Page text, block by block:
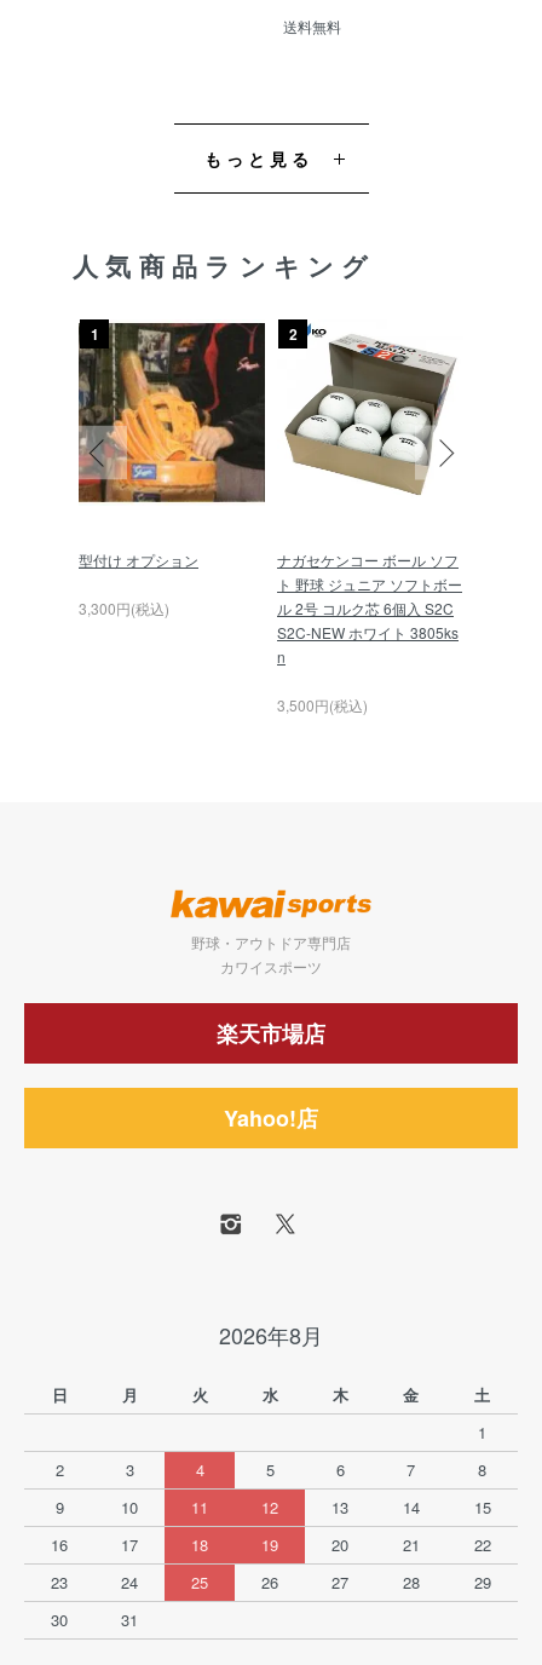
送料無料
もっと見る
人気商品ランキング
1
型付け オプション
3,300円(税込)
2
ナガセケンコー ボール ソフ
ト 野球 ジュニア ソフトボー
ル 2号 コルク芯 6個入 S2C
S2C-NEW ホワイト 3805ks
n
3,500円(税込)
野球・アウトドア専門店
カワイスポーツ
楽天市場店
Yahoo!店
2026年8月
日 月 火 水 木 金
土
1
2
3 4 5 6 7
8
9
10 11 12 13 14
15
16
17 18 19 20 21
22
23
24 25 26 27 28
29
30
31